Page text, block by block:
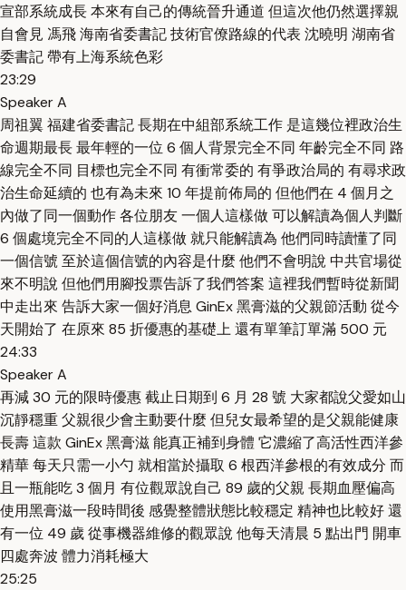
宣部系統成長 本來有自己的傳統晉升通道 但這次他仍然選擇親
自會見 馮飛 海南省委書記 技術官僚路線的代表 沈曉明 湖南省
委書記 帶有上海系統色彩
23:29
Speaker A
周祖翼 福建省委書記 長期在中組部系統工作 是這幾位裡政治生
命週期最長 最年輕的一位 6 個人背景完全不同 年齡完全不同 路
線完全不同 目標也完全不同 有衝常委的 有爭政治局的 有尋求政
治生命延續的 也有為未來 10 年提前佈局的 但他們在 4 個月之
內做了同一個動作 各位朋友 一個人這樣做 可以解讀為個人判斷
6 個處境完全不同的人這樣做 就只能解讀為 他們同時讀懂了同
一個信號 至於這個信號的內容是什麼 他們不會明說 中共官場從
來不明說 但他們用腳投票告訴了我們答案 這裡我們暫時從新聞
中走出來 告訴大家一個好消息 GinEx 黑膏滋的父親節活動 從今
天開始了 在原來 85 折優惠的基礎上 還有單筆訂單滿 500 元
24:33
Speaker A
再減 30 元的限時優惠 截止日期到 6 月 28 號 大家都說父愛如山
沉靜穩重 父親很少會主動要什麼 但兒女最希望的是父親能健康
長壽 這款 GinEx 黑膏滋 能真正補到身體 它濃縮了高活性西洋參
精華 每天只需一小勺 就相當於攝取 6 根西洋參根的有效成分 而
且一瓶能吃 3 個月 有位觀眾說自己 89 歲的父親 長期血壓偏高
使用黑膏滋一段時間後 感覺整體狀態比較穩定 精神也比較好 還
有一位 49 歲 從事機器維修的觀眾說 他每天清晨 5 點出門 開車
四處奔波 體力消耗極大
25:25